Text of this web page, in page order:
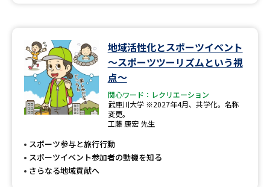
高等学校（情報）教員資格認定
大学研究 大学検索
大学で学べる内容や特徴を調べる
新増設大学・学部・学科特集
地域活性化とスポーツイベント
～スポーツツーリズムという視
点～
関心ワード：レクリエーション
武庫川大学 ※2027年4月、共学化。名称
変更。
工藤 康宏 先生
スポーツ参与と旅行行動
スポーツイベント参加者の動機を知る
さらなる地域貢献へ